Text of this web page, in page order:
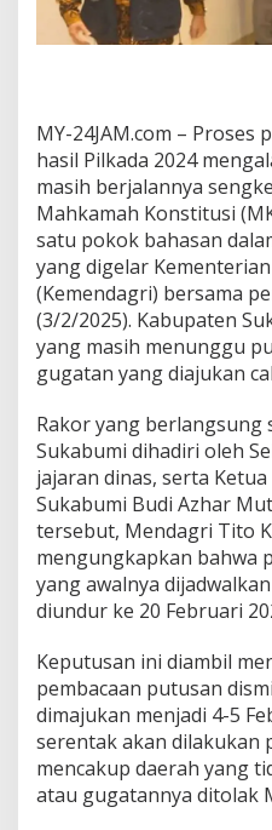
i
a
2
0
2
4
,
S
u
k
a
b
u
i
M
a
h
M
e
n
a
t
i
K
e
p
u
t
MY-24JAM.com –
hasil Pilkada 2024
masih berjalannya
Mahkamah Konstitusi
satu pokok bahasan
yang digelar
(Kemendagri) bersama
(3/2/2025). Kabupaten
yang masih menunggu
gugatan yang diajukan
Rakor yang berlangsung
Sukabumi dihadiri oleh
jajaran dinas, serta
Sukabumi Budi Azhar
tersebut, Mendagri Tito
mengungkapkan bahwa
yang awalnya
diundur ke 20 Februari
Keputusan ini diambil
pembacaan putusan
dimajukan menjadi 4-5
serentak akan dilakukan
mencakup daerah yang
atau gugatannya ditolak